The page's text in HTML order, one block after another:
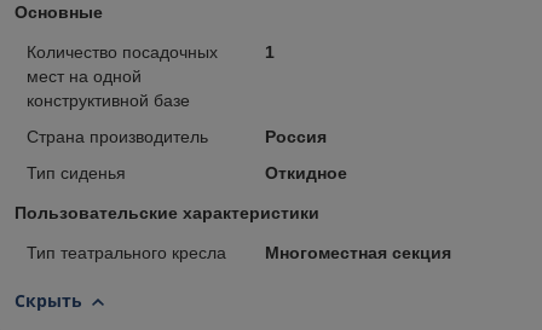
Основные
Количество посадочных
мест на одной
конструктивной базе
1
Страна производитель
Россия
Тип сиденья
Откидное
Пользовательские характеристики
Тип театрального кресла Многоместная секция
Скрыть